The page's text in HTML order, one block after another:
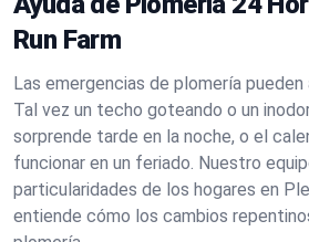
Run Farm
Las emergencias de plomería pueden
Tal vez un techo goteando o un
sorprende tarde en la noche, o el
funcionar en un feriado. Nuestro
particularidades de los hogares en
entiende cómo los cambios